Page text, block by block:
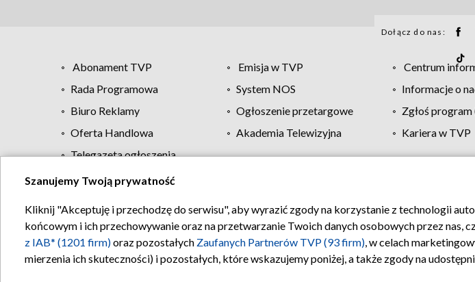
Dołącz do nas:
Abonament TVP Emisja w TVP Centrum
Rada Programowa
System NOS Informacje o
Biuro Reklamy
Ogłoszenie przetargowe Zgłoś program
Oferta Handlowa
Akademia Telewizyjna Kariera w TVP
Telegazeta ogłoszenia
Regulamin TVP Polityka prywatności Moje
Szanujemy Twoją prywatność
Kliknij "Akceptuję i przechodzę do serwisu", aby wyrazić zgody na korzystanie z technologii
końcowym i ich przechowywanie oraz na przetwarzanie Twoich danych osobowych przez nas,
z IAB* (1201 firm)oraz pozostałych Zaufanych Partnerów TVP (93 firm), w celach
mierzenia ich skuteczności) i pozostałych, które wskazujemy poniżej, a także zgody na